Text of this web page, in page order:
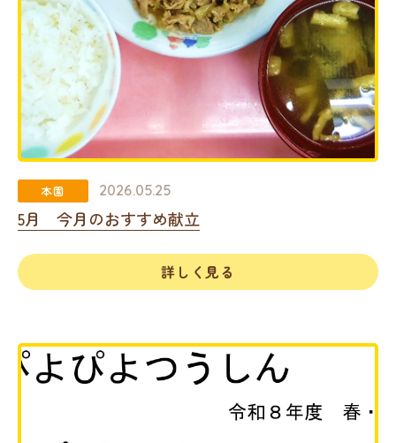
本園 2026.05.25
5月 今月のおすすめ献立
詳しく見る